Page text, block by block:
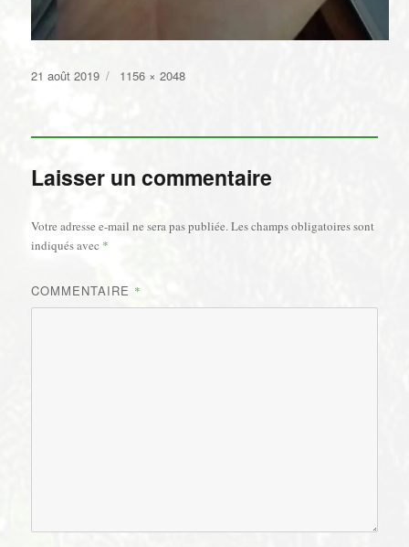
Publié
21 août 2019
Taille
1156 × 2048
Laisser un commentaire
Votre adresse e-mail ne sera pas publiée.Les champs obligatoires sont
indiqués avec *
COMMENTAIRE *